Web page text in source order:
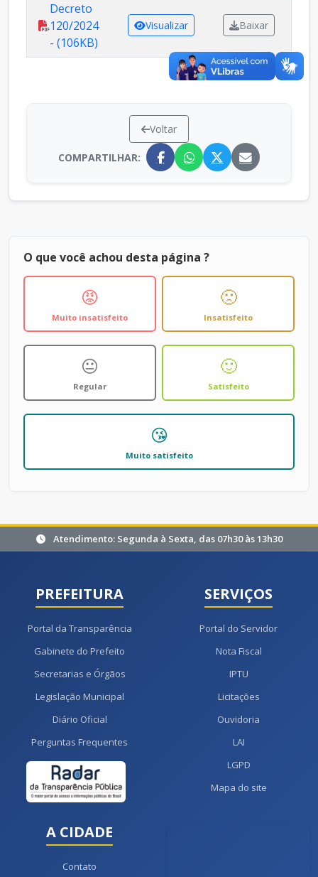
Decreto
120/2024
- (106KB)
Visualizar Baixar
Voltar
COMPARTILHAR:
O que você achou desta página ?
😡
Muito insatisfeito
🙁
Insatisfeito
😐
Regular
🙂
Satisfeito
😘
Muito satisfeito
Atendimento: Segunda à Sexta, das 07h30 às 13h30
PREFEITURA
Portal da Transparência
Gabinete do Prefeito
Secretarias e Órgãos
Legislação Municipal
Diário Oficial
Perguntas Frequentes
SERVIÇOS
Portal do Servidor
Nota Fiscal
IPTU
Licitações
Ouvidoria
LAI
LGPD
Mapa do site
A CIDADE
Contato